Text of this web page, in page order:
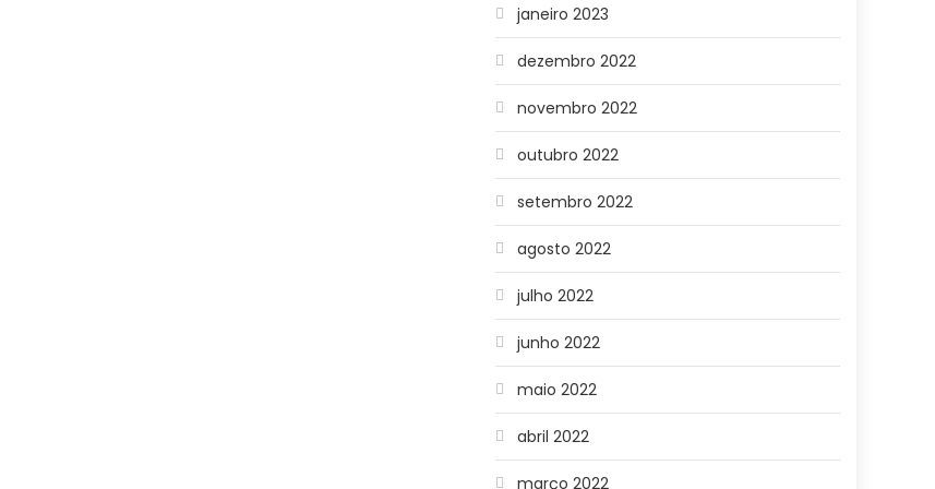
janeiro 2023
dezembro 2022
novembro 2022
outubro 2022
setembro 2022
agosto 2022
julho 2022
junho 2022
maio 2022
abril 2022
março 2022